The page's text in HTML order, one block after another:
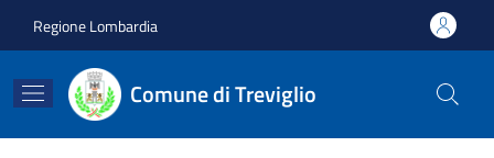
Regione Lombardia
Comune di Treviglio